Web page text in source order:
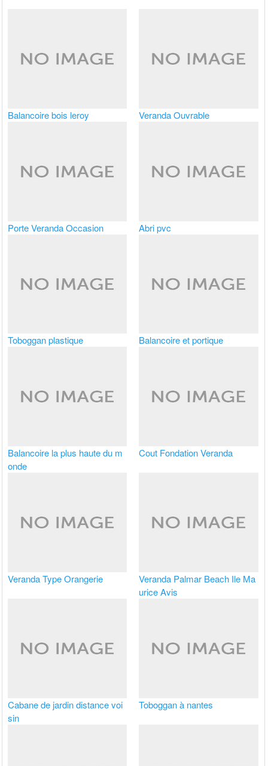
Balancoire bois leroy Veranda Ouvrable
Porte Veranda Occasion Abri pvc
Toboggan plastique Balancoire et portique
Balancoire la plus haute du m
onde
Cout Fondation Veranda
Veranda Type Orangerie
Veranda Palmar Beach Ile Ma
urice Avis
Cabane de jardin distance voi
sin
Toboggan à nantes